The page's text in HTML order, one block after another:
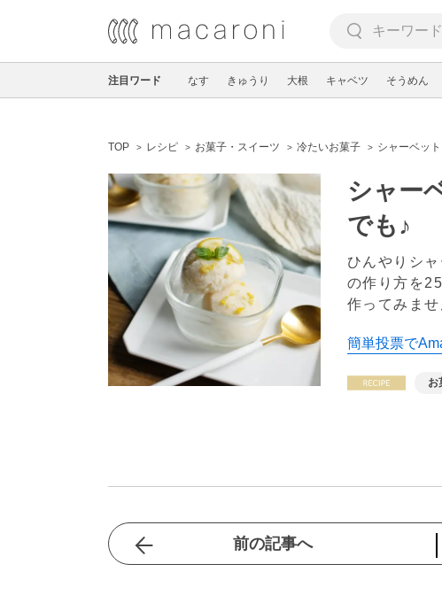
注目ワード なす きゅうり 大根 キャベツ そうめん
TOP レシピ お菓子・スイーツ 冷たいお菓子 シャーベット
シャー
でも♪
ひんやりシ
の作り方を
作ってみませ
簡単投票で
お
前の記事へ